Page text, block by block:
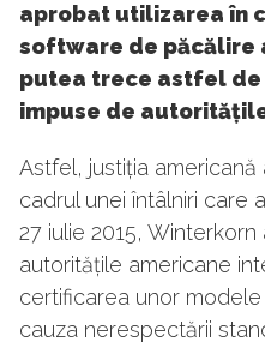
aprobat utilizarea în
software de păcălire
putea trece astfel
impuse de
Astfel, justiția
cadrul unei întâlniri care
27 iulie 2015,
autoritățile americane
certificarea unor
cauza nerespectării